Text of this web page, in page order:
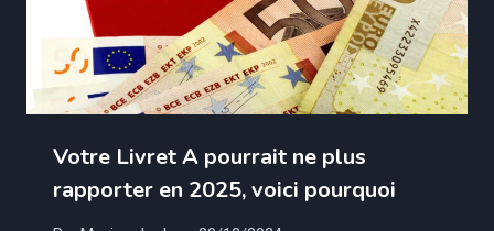
Votre Livret A pourrait ne plus
rapporter en 2025, voici pourquoi